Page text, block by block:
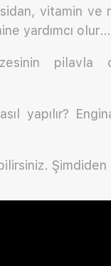
vitamin ve
yardımcı olur…
pilavla
yapılır?